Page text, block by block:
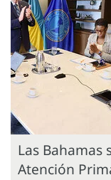
Las Bahamas
Atención